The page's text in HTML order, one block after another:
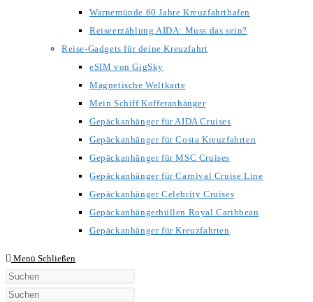
Warnemünde 60 Jahre Kreuzfahrthafen
Reiseerzählung AIDA: Muss das sein?
Reise-Gadgets für deine Kreuzfahrt
eSIM von GigSky
Magnetische Weltkarte
Mein Schiff Kofferanhänger
Gepäckanhänger für AIDA Cruises
Gepäckanhänger für Costa Kreuzfahrten
Gepäckanhänger für MSC Cruises
Gepäckanhänger für Carnival Cruise Line
Gepäckanhänger Celebrity Cruises
Gepäckanhängerhüllen Royal Caribbean
Gepäckanhänger für Kreuzfahrten
Menü Schließen
Diese
Website